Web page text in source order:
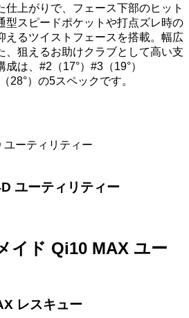
仕上がりで、フェース下部のヒット
型スピードポケットや打点ズレ時の
えるツイストフェースを搭載。幅広
、狙えるお助けクラブとして高い支
は、#2（17°）#3（19°）
28°）の5スペックです。
ユーティリティー
イド Qi10 MAX ユー
レスキュー